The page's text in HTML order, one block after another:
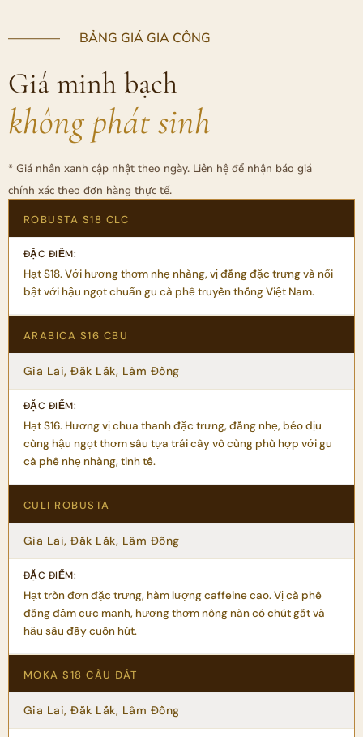
———— BẢNG GIÁ GIA CÔNG
Giá minh bạch
không phát sinh
* Giá nhân xanh cập nhật theo ngày. Liên hệ để nhận báo giá
chính xác theo đơn hàng thực tế.
ROBUSTA S18 CLC
Hạt S18. Với hương thơm nhẹ nhàng, vị đắng đặc trưng và nổi
bật với hậu ngọt chuẩn gu cà phê truyền thống Việt Nam.
ARABICA S16 CBU
Gia Lai, Đắk Lắk, Lâm Đồng
Hạt S16. Hương vị chua thanh đặc trưng, đắng nhẹ, béo dịu
cùng hậu ngọt thơm sâu tựa trái cây vô cùng phù hợp với gu
cà phê nhẹ nhàng, tinh tế.
CULI ROBUSTA
Gia Lai, Đắk Lắk, Lâm Đồng
Hạt tròn đơn đặc trưng, hàm lượng caffeine cao. Vị cà phê
đắng đậm cực mạnh, hương thơm nồng nàn có chút gắt và
hậu sâu đầy cuốn hút.
MOKA S18 CẦU ĐẤT
Gia Lai, Đắk Lắk, Lâm Đồng